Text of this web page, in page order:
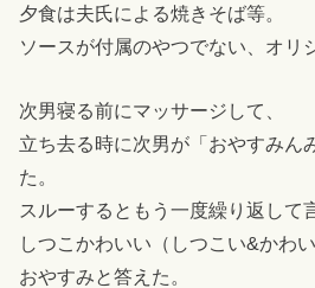
夕食は夫氏による焼きそば等。
ソースが付属のやつでない、オリ
次男寝る前にマッサージして、
立ち去る時に次男が「おやすみん
た。
スルーするともう一度繰り返して
しつこかわいい（しつこい&かわい
おやすみと答えた。